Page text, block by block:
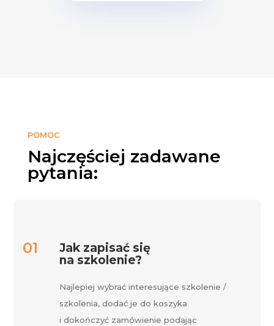
POMOC
Najczęściej zadawane
pytania:
Jak zapisać się
na szkolenie?
Najlepiej wybrać interesujące szkolenie /
szkolenia, dodać je do koszyka
i dokończyć zamówienie podając